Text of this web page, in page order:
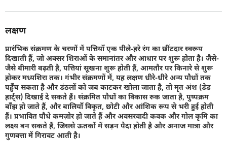
लक्षण
प्रारंभिक संक्रमण के चरणों में पत्तियाँ एक पीले-हरे रंग का छींटदार स्वरूप
दिखाती हैं, जो अक्सर शिराओं के समानांतर और आधार पर शुरू होता है। जैसे-
जैसे बीमारी बढ़ती है, पत्तियां सूखना शुरू होती हैं, आमतौर पर किनारे से शुरू
होकर मध्यशिरा तक। गंभीर संक्रमणों में, यह लक्षण धीरे-धीरे अन्य पौधों तक
पहुँच सकता है और डंठलों को जब काटकर खोला जाता है, तो मृत अंश (डेड
हार्ट्स) दिखाई दे सकते हैं। संक्रमित पौधों का विकास रुक जाता है, पुष्पक्रम
बाँझ हो जाते हैं, और बालियाँ विकृत, छोटी और आंशिक रूप से भरी हुई होती
हैं। प्रभावित पौधे कमज़ोर हो जाते हैं और अवसरवादी कवक और गोल कृमि का
लक्ष्य बन सकते हैं, जिससे ऊतकों में सड़न पैदा होती है और अनाज मात्रा और
गुणवत्ता में गिरावट आती है।